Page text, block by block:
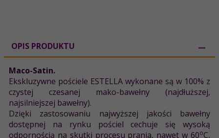
OPIS PRODUKTU
Maco-Satin.
Ekskluzywne pościele ESTELLA wykonane są w 100% z
czystej czesanej mako-bawełny (najdłuższej,
najsilniejszej bawełny).
Dzięki zastosowaniu najwyższej jakości bawełny
dostępnej na rynku pościel cechuje się wysoką
odpornością na skutki procesu prania, nawet w 60oC,